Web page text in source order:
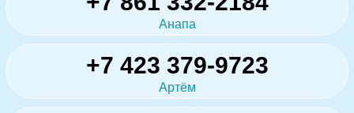
Анапа
+7 423 379-9723
Артём